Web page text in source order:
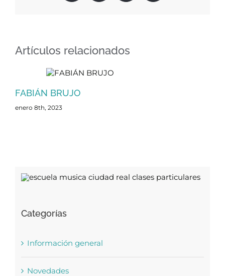
Artículos relacionados
FABIÁN BRUJO
enero 8th, 2023
Categorías
Información general
Novedades